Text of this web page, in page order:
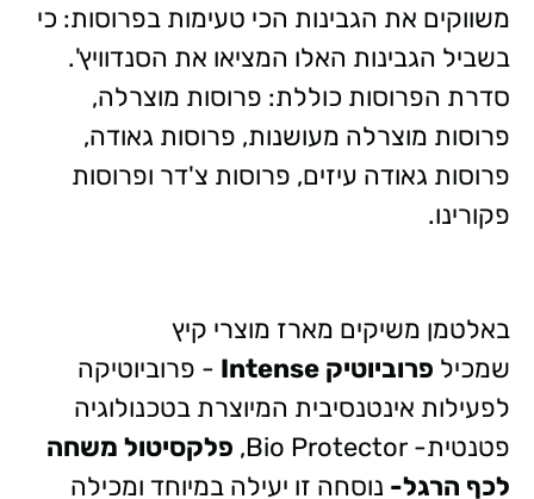
משווקים את הגבינות הכי טעימות בפרוסות: כי
בשביל הגבינות האלו המציאו את הסנדוויץ'.
סדרת הפרוסות כוללת: פרוסות מוצרלה,
פרוסות מוצרלה מעושנות, פרוסות גאודה,
פרוסות גאודה עיזים, פרוסות צ'דר ופרוסות
פקורינו.
באלטמן משיקים מארז מוצרי קיץ
שמכיל פרוביוטיק Intense - פרוביוטיקה
לפעילות אינטנסיבית המיוצרת בטכנולוגיה
פטנטית- Bio Protector,
פלקסיטול משחה
לכף הרגל- נוסחה זו יעילה במיוחד ומכילה